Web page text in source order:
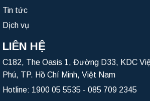
Tin tức
Dịch vụ
LIÊN HỆ
C182, The Oasis 1, Đường D33, KDC
Phú, TP. Hồ Chí Minh, Việt Nam
Hotline: 1900 05 5535 - 085 709 2345